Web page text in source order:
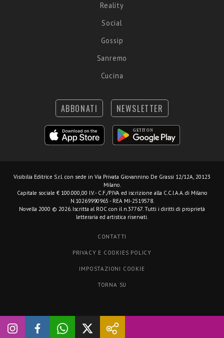
Reality
Social
Gossip
Sanremo
Cucina
ABBONATI NEWSLETTER
Visibilia Editrice S.r.l. con sede in Via Privata Giovannino De Grassi 12/12A, 20123
Milano.
Capitale sociale € 100.000,00 I.V. - C.F./P.IVA ed iscrizione alla C.C.I.A.A. di Milano
N.10269990965 - REA MI-2519578.
Novella 2000 © 2026. Iscritta al ROC con il n.37767. Tutti i diritti di proprietà
letteraria ed artistica riservati.
CONTATTI
PRIVACY E COOKIES POLICY
IMPOSTAZIONI COOKIE
TORNA SU